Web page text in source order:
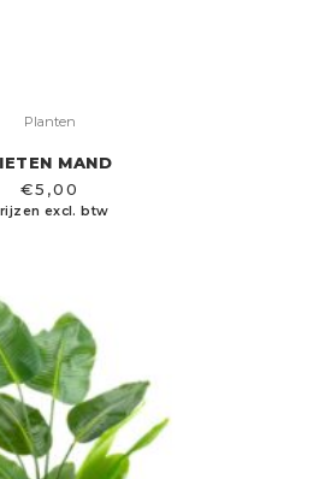
Planten
MAND
€5,00
excl. btw